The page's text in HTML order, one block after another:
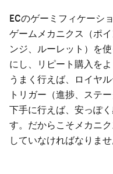
ECのゲーミフィケーシ
ゲームメカニクス（ポ
ンジ、ルーレット）を
にし、リピート購入を
うまく行えば、ロイヤ
トリガー （進捗、ステ
下手に行えば、安っぽ
す。だからこそメカニ
していなければなりませ